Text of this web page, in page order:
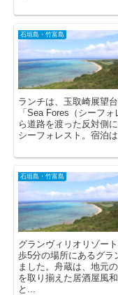
石垣島・竹富島
ランチは、玉取崎展望
「Sea Fores（シーフ
ら道路を渡った反対側
シーフォレスト。宿泊
石垣島・竹富島
グランヴィリオリゾー
歩5分の場所にあるグラ
ました。舟蔵は、地元
を取り揃えた居酒屋風
と...